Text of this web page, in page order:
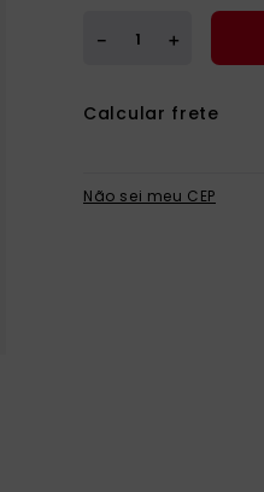
＋
－
Não sei meu CEP